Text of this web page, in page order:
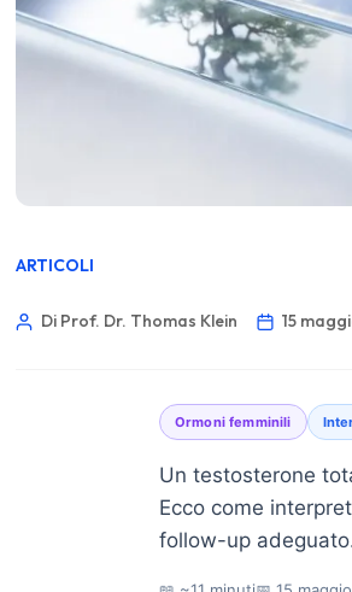
ARTICOLI
Di Prof. Dr. Thomas Klein 15
Ormoni femminili
Un testosterone
Ecco come
follow-up